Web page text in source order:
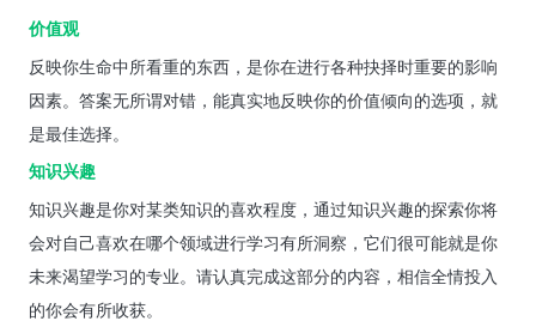
价值观
反映你生命中所看重的东西，是你在进行各种抉择时重要的影响
因素。答案无所谓对错，能真实地反映你的价值倾向的选项，就
是最佳选择。
知识兴趣
知识兴趣是你对某类知识的喜欢程度，通过知识兴趣的探索你将
会对自己喜欢在哪个领域进行学习有所洞察，它们很可能就是你
未来渴望学习的专业。请认真完成这部分的内容，相信全情投入
的你会有所收获。